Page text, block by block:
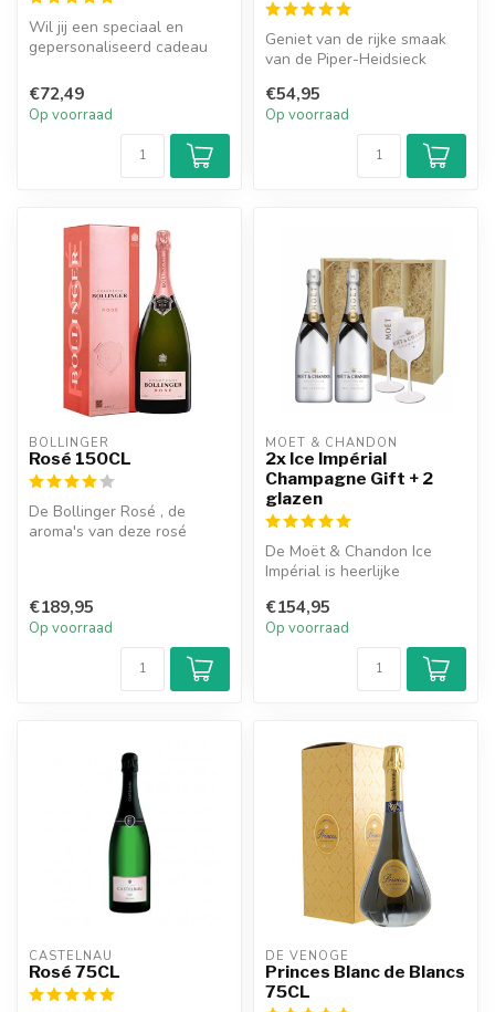
Wil jij een speciaal en
gepersonaliseerd cadeau
op c...
€72,49
Op voorraad
Geniet van de rijke smaak
van de Piper-Heidsieck
Giftbox. ...
€54,95
Op voorraad
BOLLINGER
Rosé 150CL
De Bollinger Rosé , de
aroma's van deze rosé
€189,95
Op voorraad
MOËT & CHANDON
2x Ice Impérial
Champagne Gift + 2
glazen
De Moët & Chandon Ice
Impérial is heerlijke
fruitige s...
€154,95
Op voorraad
CASTELNAU
Rosé 75CL
DE VENOGE
Princes Blanc de Blancs
75CL